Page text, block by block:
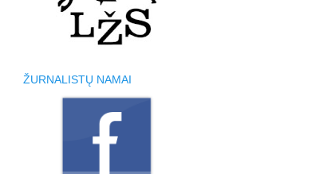
ŽURNALISTŲ NAMAI